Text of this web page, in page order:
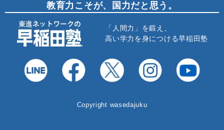
教育力こそが、国力だと思う。
「人間力」を鍛え、
高い学力を身につける早稲田塾
Copyright wasedajuku